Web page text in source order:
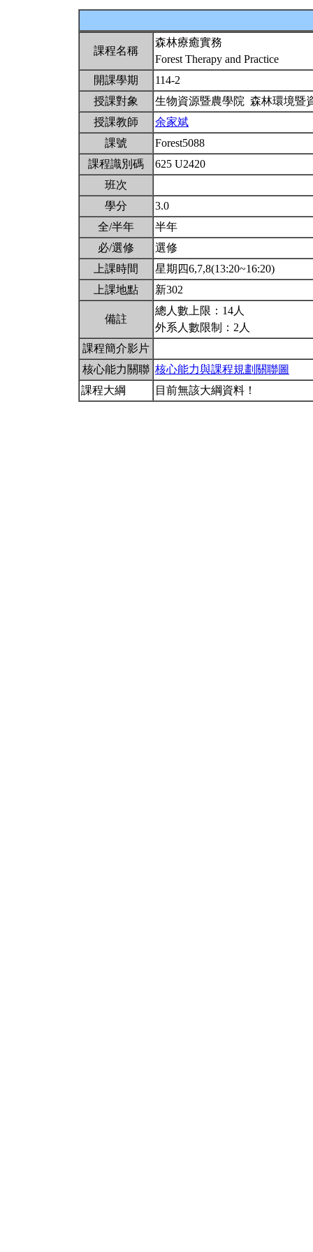
課程名稱
森林療癒實務
Forest Therapy and Practice
開課學期
114-2
授課對象
生物資源暨農學院 森林環境暨
授課教師
余家斌
課號
Forest5088
課程識別碼
625 U2420
班次
學分
3.0
全/半年
半年
必/選修
選修
上課時間
星期四6,7,8(13:20~16:20)
上課地點
新302
備註
總人數上限：14人
外系人數限制：2人
課程簡介影片
核心能力關聯 核心能力與課程規劃關聯圖
課程大綱
目前無該大綱資料！